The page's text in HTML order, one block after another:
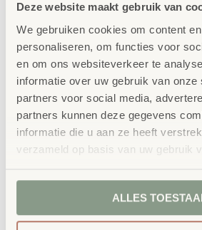
Deze website maakt gebruik van
We gebruiken cookies om content
personaliseren, om functies voor
en om ons websiteverkeer te
informatie over uw gebruik van onze
partners voor social media,
partners kunnen deze gegevens
informatie die u aan ze heeft
verzameld op basis van uw gebruik
ALLES
Sokkel – heuvel
75x75cm
winkelwagen